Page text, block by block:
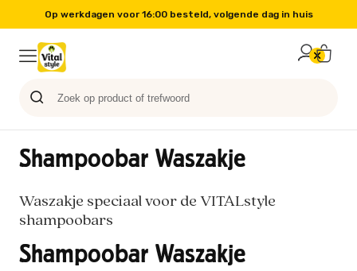
Op werkdagen voor 16:00 besteld, volgende dag in huis
Shampoobar Waszakje
Waszakje speciaal voor de VITALstyle
shampoobars
Shampoobar Waszakje